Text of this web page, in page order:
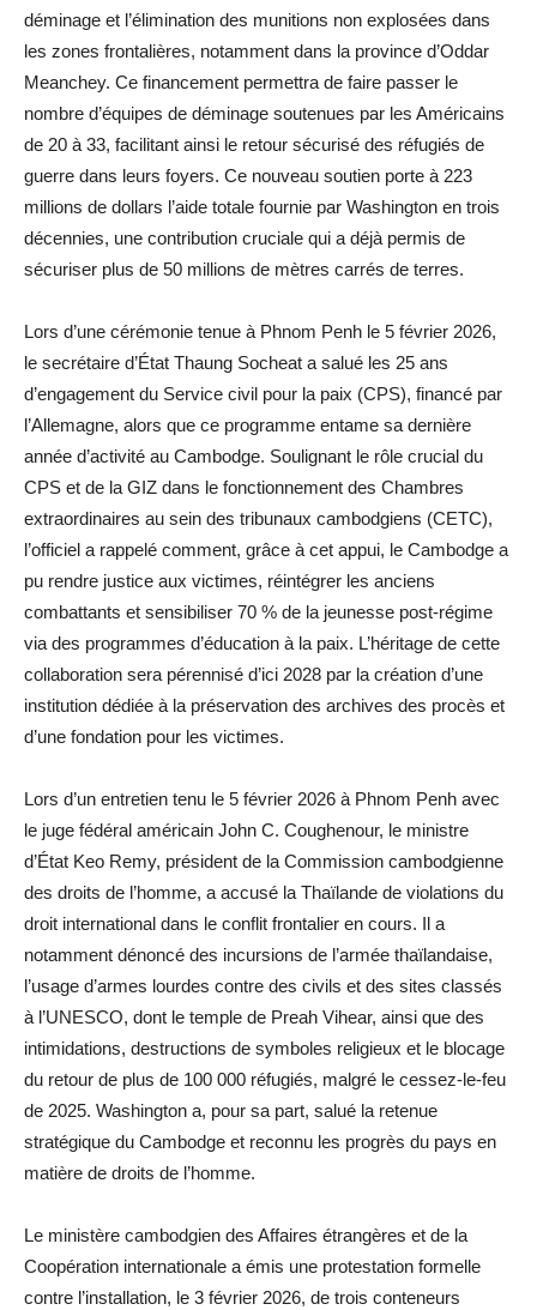
déminage et l’élimination des munitions non explosées dans
les zones frontalières, notamment dans la province d’Oddar
Meanchey. Ce financement permettra de faire passer le
nombre d’équipes de déminage soutenues par les Américains
de 20 à 33, facilitant ainsi le retour sécurisé des réfugiés de
guerre dans leurs foyers. Ce nouveau soutien porte à 223
millions de dollars l’aide totale fournie par Washington en trois
décennies, une contribution cruciale qui a déjà permis de
sécuriser plus de 50 millions de mètres carrés de terres.
Lors d’une cérémonie tenue à Phnom Penh le 5 février 2026,
le secrétaire d’État Thaung Socheat a salué les 25 ans
d’engagement du Service civil pour la paix (CPS), financé par
l’Allemagne, alors que ce programme entame sa dernière
année d’activité au Cambodge. Soulignant le rôle crucial du
CPS et de la GIZ dans le fonctionnement des Chambres
extraordinaires au sein des tribunaux cambodgiens (CETC),
l’officiel a rappelé comment, grâce à cet appui, le Cambodge a
pu rendre justice aux victimes, réintégrer les anciens
combattants et sensibiliser 70 % de la jeunesse post-régime
via des programmes d’éducation à la paix. L’héritage de cette
collaboration sera pérennisé d’ici 2028 par la création d’une
institution dédiée à la préservation des archives des procès et
d’une fondation pour les victimes.
Lors d’un entretien tenu le 5 février 2026 à Phnom Penh avec
le juge fédéral américain John C. Coughenour, le ministre
d’État Keo Remy, président de la Commission cambodgienne
des droits de l’homme, a accusé la Thaïlande de violations du
droit international dans le conflit frontalier en cours. Il a
notamment dénoncé des incursions de l’armée thaïlandaise,
l’usage d’armes lourdes contre des civils et des sites classés
à l’UNESCO, dont le temple de Preah Vihear, ainsi que des
intimidations, destructions de symboles religieux et le blocage
du retour de plus de 100 000 réfugiés, malgré le cessez-le-feu
de 2025. Washington a, pour sa part, salué la retenue
stratégique du Cambodge et reconnu les progrès du pays en
matière de droits de l’homme.
Le ministère cambodgien des Affaires étrangères et de la
Coopération internationale a émis une protestation formelle
contre l’installation, le 3 février 2026, de trois conteneurs